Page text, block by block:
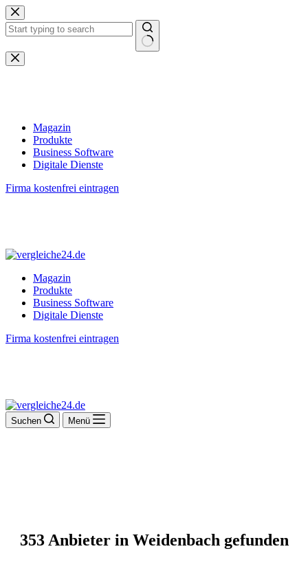
Zum
Inhalt
springen
Keine
Ergebnisse
Magazin
Produkte
Business Software
Digitale Dienste
Firma kostenfrei eintragen
Magazin
Produkte
Business Software
Digitale Dienste
Firma kostenfrei eintragen
Suchen Menü
353 Anbieter in Weidenbach gefunden